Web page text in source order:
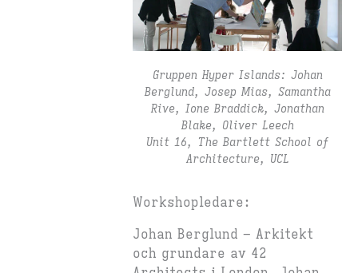
Gruppen Hyper Islands: Johan
Berglund, Josep Mias, Samantha
Rive, Ione Braddick, Jonathan
Blake, Oliver Leech
Unit 16, The Bartlett School of
Architecture, UCL
Workshopledare:
Johan Berglund –Arkitekt
och grundare av 42